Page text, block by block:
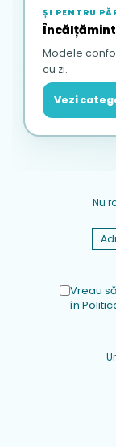
ȘI PENTRU
Modele
cu zi.
Vezi
Nu
Vreau
în